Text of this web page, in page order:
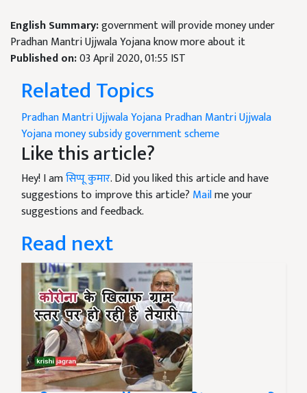
English Summary:government will provide money under
Pradhan Mantri Ujjwala Yojana know more about it
Published on:03 April 2020, 01:55 IST
Related Topics
Pradhan Mantri Ujjwala YojanaPradhan Mantri Ujjwala
Yojana moneysubsidygovernment scheme
Like this article?
Hey! I amसिप्पू कुमार. Did you liked this article and have
suggestions to improve this article? Mailme your
suggestions and feedback.
Read next